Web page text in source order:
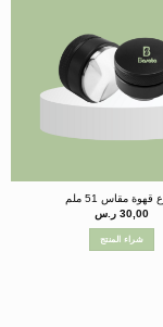
قهوة مقاس 51 ملم
30,00 ر.س
شراء المنتج